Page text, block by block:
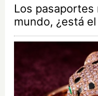
Los
mundo, ¿está